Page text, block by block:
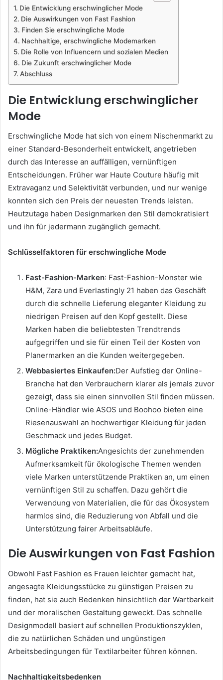
Die Entwicklung erschwinglicher Mode
Die Auswirkungen von Fast Fashion
Finden Sie erschwingliche Mode
Nachhaltige, erschwingliche Modemarken
Die Rolle von Influencern und sozialen Medien
Die Zukunft erschwinglicher Mode
Abschluss
Die Entwicklung erschwinglicher
Mode
Erschwingliche Mode hat sich von einem Nischenmarkt zu
einer Standard-Besonderheit entwickelt, angetrieben
durch das Interesse an auffälligen, vernünftigen
Entscheidungen. Früher war Haute Couture häufig mit
Extravaganz und Selektivität verbunden, und nur wenige
konnten sich den Preis der neuesten Trends leisten.
Heutzutage haben Designmarken den Stil demokratisiert
und ihn für jedermann zugänglich gemacht.
Schlüsselfaktoren für erschwingliche Mode
Fast-Fashion-Marken: Fast-Fashion-Monster wie
H&M, Zara und Everlastingly 21 haben das Geschäft
durch die schnelle Lieferung eleganter Kleidung zu
niedrigen Preisen auf den Kopf gestellt. Diese
Marken haben die beliebtesten Trendtrends
aufgegriffen und sie für einen Teil der Kosten von
Planermarken an die Kunden weitergegeben.
Webbasiertes Einkaufen:Der Aufstieg der Online-
Branche hat den Verbrauchern klarer als jemals zuvor
gezeigt, dass sie einen sinnvollen Stil finden müssen.
Online-Händler wie ASOS und Boohoo bieten eine
Riesenauswahl an hochwertiger Kleidung für jeden
Geschmack und jedes Budget.
Mögliche Praktiken:Angesichts der zunehmenden
Aufmerksamkeit für ökologische Themen wenden
viele Marken unterstützende Praktiken an, um einen
vernünftigen Stil zu schaffen. Dazu gehört die
Verwendung von Materialien, die für das Ökosystem
harmlos sind, die Reduzierung von Abfall und die
Unterstützung fairer Arbeitsabläufe.
Die Auswirkungen von Fast Fashion
Obwohl Fast Fashion es Frauen leichter gemacht hat,
angesagte Kleidungsstücke zu günstigen Preisen zu
finden, hat sie auch Bedenken hinsichtlich der Wartbarkeit
und der moralischen Gestaltung geweckt. Das schnelle
Designmodell basiert auf schnellen Produktionszyklen,
die zu natürlichen Schäden und ungünstigen
Arbeitsbedingungen für Textilarbeiter führen können.
Nachhaltigkeitsbedenken